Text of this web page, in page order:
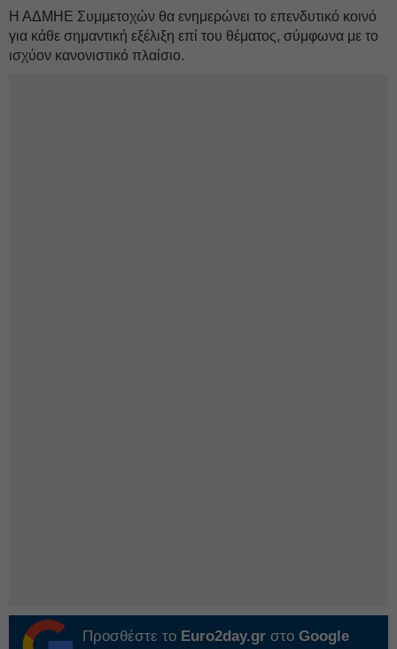
Η ΑΔΜΗΕ Συμμετοχών θα ενημερώνει το επενδυτικό κοινό
για κάθε σημαντική εξέλιξη επί του θέματος, σύμφωνα με το
ισχύον κανονιστικό πλαίσιο.
Προσθέστε το Euro2day.gr στο Google